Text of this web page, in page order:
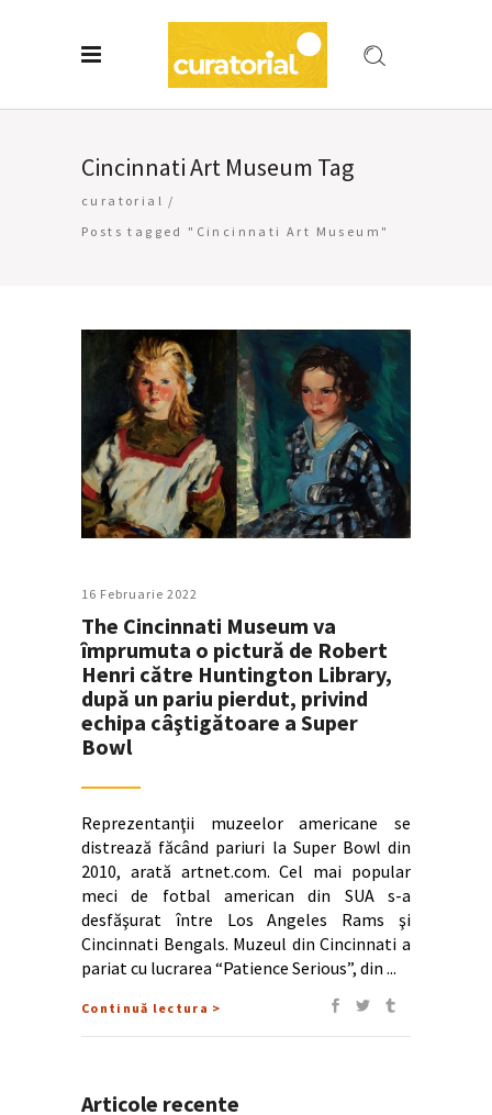
Cincinnati Art Museum Tag
curatorial /
Posts tagged "Cincinnati Art Museum"
16 Februarie 2022
The Cincinnati Museum va
împrumuta o pictură de Robert
Henri către Huntington Library,
după un pariu pierdut, privind
echipa câştigătoare a Super
Bowl
Reprezentanţii muzeelor americane se
distrează făcând pariuri la Super Bowl din
2010, arată artnet.com. Cel mai popular
meci de fotbal american din SUA s-a
desfăşurat între Los Angeles Rams şi
Cincinnati Bengals. Muzeul din Cincinnati a
pariat cu lucrarea “Patience Serious”, din
Continuă lectura >
Articole recente